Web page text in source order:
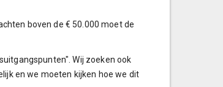
boven de € 50.000 moet de
Wij zoeken ook
en we moeten kijken hoe we dit